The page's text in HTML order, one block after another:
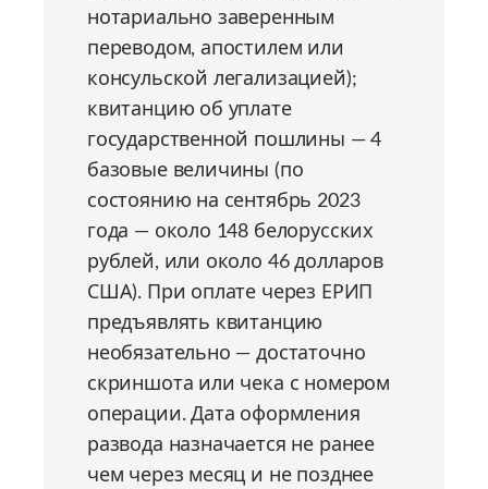
нотариально заверенным
переводом, апостилем или
консульской легализацией);
квитанцию об уплате
государственной пошлины — 4
базовые величины (по
состоянию на сентябрь 2023
года — около 148 белорусских
рублей, или около 46 долларов
США). При оплате через ЕРИП
предъявлять квитанцию
необязательно — достаточно
скриншота или чека с номером
операции. Дата оформления
развода назначается не ранее
чем через месяц и не позднее